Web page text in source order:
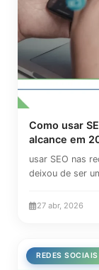
Como usar
alcance em
usar SEO nas
deixou de ser
27 abr, 2026
REDES SOCIAIS